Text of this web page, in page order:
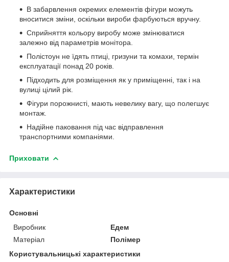
В забарвлення окремих елементів фігури можуть
вноситися зміни, оскільки вироби фарбуються вручну.
Сприйняття кольору виробу може змінюватися
залежно від параметрів монітора.
Полістоун не їдять птиці, гризуни та комахи, термін
експлуатації понад 20 років.
Підходить для розміщення як у приміщенні, так і на
вулиці цілий рік.
Фігури порожнисті, мають невелику вагу, що полегшує
монтаж.
Надійне паковання під час відправлення
транспортними компаніями.
Приховати
Характеристики
Основні
Виробник
Едем
Матеріал
Полімер
Користувальницькі характеристики